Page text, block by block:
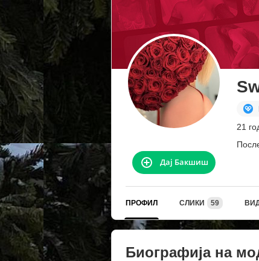
21
Дај Бакшиш
ПРОФИЛ СЛИКИ 59
Биографија на